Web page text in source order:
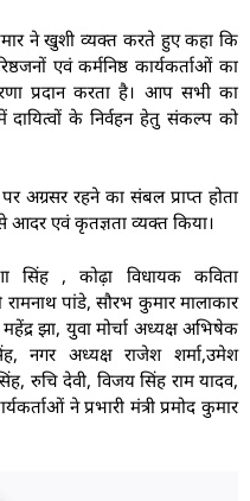
कुमार ने खुशी व्यक्त करते हुए कहा कि
एवं कर्मनिष्ठ कार्यकर्ताओं का
प्रदान करता है। आप सभी का
के निर्वहन हेतु संकल्प को
अग्रसर रहने का संबल प्राप्त होता
आदर एवं कृतज्ञता व्यक्त किया।
सिंह , कोढ़ा विधायक कविता
रामनाथ पांडे, सौरभ कुमार मालाकार
झा, युवा मोर्चा अध्यक्ष अभिषेक
नगर अध्यक्ष राजेश शर्मा,उमेश
रुचि देवी, विजय सिंह राम यादव,
ने प्रभारी मंत्री प्रमोद कुमार